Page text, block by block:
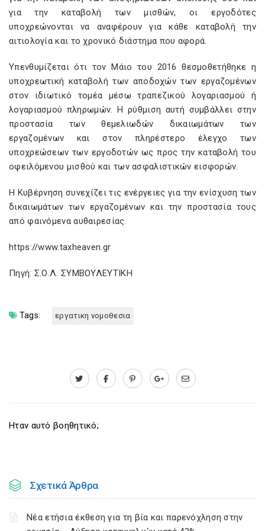
για την καταβολή των μισθών, οι εργοδότες
υποχρεώνονται να αναφέρουν για κάθε καταβολή την
αιτιολογία και το χρονικό διάστημα που αφορά.
Υπενθυμίζεται ότι τον Μάιο του 2016 θεσμοθετήθηκε η
υποχρεωτική καταβολή των αποδοχών των εργαζομένων
στον ιδιωτικό τομέα μέσω τραπεζικού λογαριασμού ή
λογαριασμού πληρωμών. Η ρύθμιση αυτή συμβάλλει στην
προστασία των θεμελιωδών δικαιωμάτων των
εργαζομένων και στον πληρέστερο έλεγχο των
υποχρεώσεων των εργοδοτών ως προς την καταβολή του
οφειλόμενου μισθού και των ασφαλιστικών εισφορών.
Η Κυβέρνηση συνεχίζει τις ενέργειες για την ενίσχυση των
δικαιωμάτων των εργαζομένων και την προστασία τους
από φαινόμενα αυθαιρεσίας.
https://www.taxheaven.gr
Πηγή: Σ.Ο.Λ. ΣΥΜΒΟΥΛΕΥΤΙΚΗ
Tags: εργατικη νομοθεσια
Ηταν αυτό βοηθητικό;
Σχετικά Άρθρα
Νέα ετήσια έκθεση για τη βία και παρενόχληση στην